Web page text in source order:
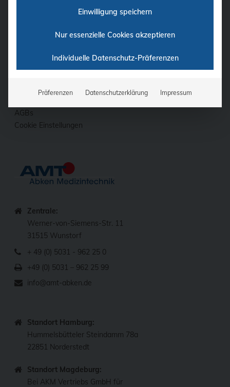
Impressum
AGBs
Cookie Einstellungen
Zentrale:
Werner-von-Siemens-Str. 11
31515 Wunstorf
+ 49 (0) 5031 - 962 25 0
+49 (0) 5031 – 962 25 99
info@amt-abken.de
Standort Hamburg:
Hummelsbütteler Steindamm 78a
22851 Norderstedt
Standort Magdeburg:
Bei AKM Vertriebs GmbH für
Einwilligung speichern
Nur essenzielle Cookies akzeptieren
Individuelle Datenschutz-Präferenzen
Präferenzen Datenschutzerklärung Impressum